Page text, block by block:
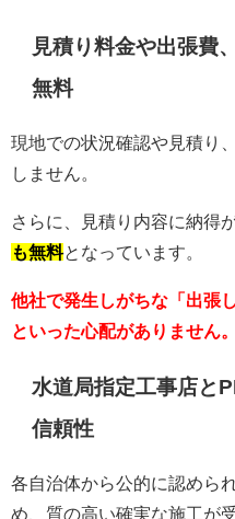
見積り料金や出張費
無料
現地での状況確認や見積り
しません。
さらに、見積り内容に納得
も無料となっています。
他社で発生しがちな「出張
といった心配がありません。
水道局指定工事店と
信頼性
各自治体から公的に認めら
め、質の高い確実な施工が